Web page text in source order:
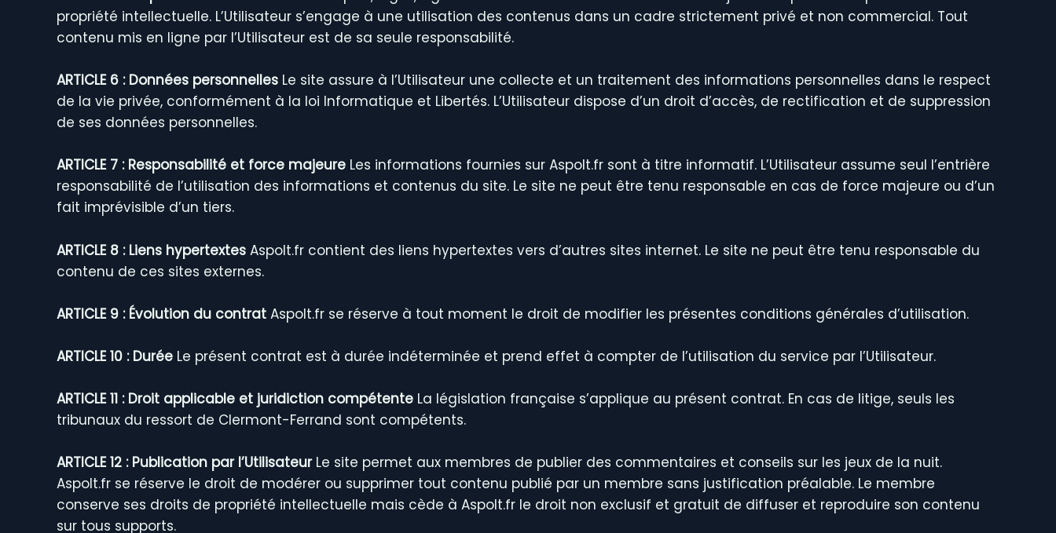
propriété intellectuelle. L’Utilisateur s’engage à une utilisation des contenus dans un cadre strictement privé et non commercial. Tout
contenu mis en ligne par l’Utilisateur est de sa seule responsabilité.
ARTICLE 6 : Données personnelles Le site assure à l’Utilisateur une collecte et un traitement des informations personnelles dans le respect
de la vie privée, conformément à la loi Informatique et Libertés. L’Utilisateur dispose d’un droit d’accès, de rectification et de suppression
de ses données personnelles.
ARTICLE 7 : Responsabilité et force majeure Les informations fournies sur Aspolt.fr sont à titre informatif. L’Utilisateur assume seul l’entrière
responsabilité de l’utilisation des informations et contenus du site. Le site ne peut être tenu responsable en cas de force majeure ou d’un
fait imprévisible d’un tiers.
ARTICLE 8 : Liens hypertextes Aspolt.fr contient des liens hypertextes vers d’autres sites internet. Le site ne peut être tenu responsable du
contenu de ces sites externes.
ARTICLE 9 : Évolution du contrat Aspolt.fr se réserve à tout moment le droit de modifier les présentes conditions générales d’utilisation.
ARTICLE 10 : Durée Le présent contrat est à durée indéterminée et prend effet à compter de l’utilisation du service par l’Utilisateur.
ARTICLE 11 : Droit applicable et juridiction compétente La législation française s’applique au présent contrat. En cas de litige, seuls les
tribunaux du ressort de Clermont-Ferrand sont compétents.
ARTICLE 12 : Publication par l’UtilisateurLe site permet aux membres de publier des commentaires et conseils sur les jeux de la nuit.
Aspolt.fr se réserve le droit de modérer ou supprimer tout contenu publié par un membre sans justification préalable. Le membre
conserve ses droits de propriété intellectuelle mais cède à Aspolt.fr le droit non exclusif et gratuit de diffuser et reproduire son contenu
sur tous supports.